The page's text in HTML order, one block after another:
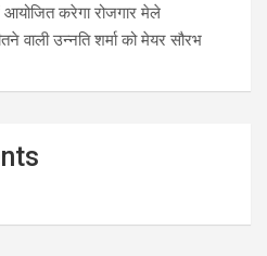
आयोजित करेगा रोजगार मेले
वाली उन्नति शर्मा को मेयर सौरभ